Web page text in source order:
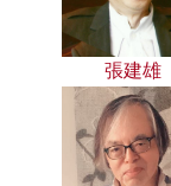
張建雄